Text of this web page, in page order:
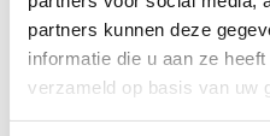
partners kunnen deze
informatie die u aan ze
verzameld op basis van uw
Specialisaties
Advocaat alimentatie
Alimentatie incasseren